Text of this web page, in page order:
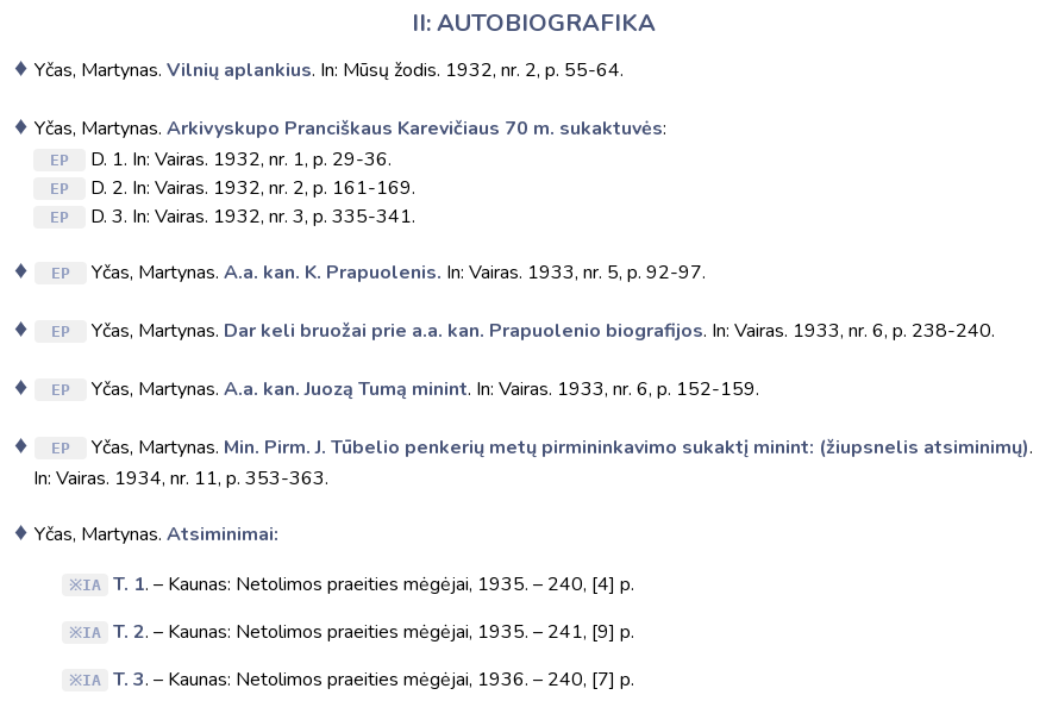
II: AUTOBIOGRAFIKA
Yčas, Martynas. Vilnių aplankius. In: Mūsų žodis. 1932, nr. 2, p. 55-64.
Yčas, Martynas. Arkivyskupo Pranciškaus Karevičiaus 70 m. sukaktuvės:
EP D. 1. In: Vairas. 1932, nr. 1, p. 29-36.
EP D. 2. In: Vairas. 1932, nr. 2, p. 161-169.
EP D. 3. In: Vairas. 1932, nr. 3, p. 335-341.
EP Yčas, Martynas. A.a. kan. K. Prapuolenis. In: Vairas. 1933, nr. 5, p. 92-97.
EP Yčas, Martynas. Dar keli bruožai prie a.a. kan. Prapuolenio biografijos. In: Vairas. 1933, nr. 6, p. 238-240.
EP Yčas, Martynas. A.a. kan. Juozą Tumą minint. In: Vairas. 1933, nr. 6, p. 152-159.
EP Yčas, Martynas. Min. Pirm. J. Tūbelio penkerių metų pirmininkavimo sukaktį minint: (žiupsnelis atsiminimų).
In: Vairas. 1934, nr. 11, p. 353-363.
Yčas, Martynas. Atsiminimai:
IA T. 1. – Kaunas: Netolimos praeities mėgėjai, 1935. – 240, [4] p.
IA T. 2. – Kaunas: Netolimos praeities mėgėjai, 1935. – 241, [9] p.
IA T. 3. – Kaunas: Netolimos praeities mėgėjai, 1936. – 240, [7] p.